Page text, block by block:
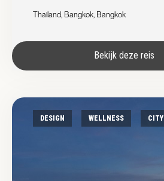
Thailand, Bangkok, Bangkok
Bekijk deze reis
DESIGN WELLNESS CITY